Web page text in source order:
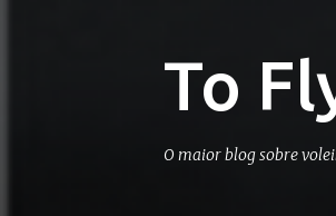
To
O maior blog sobre